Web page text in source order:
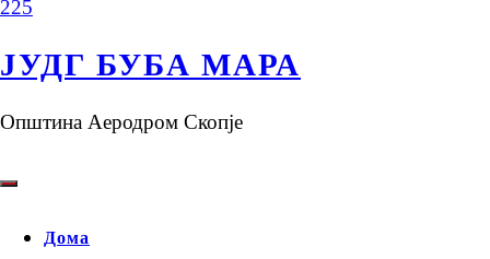
ЈУДГ БУБА МАРА
Општина Аеродром Скопје
Дома